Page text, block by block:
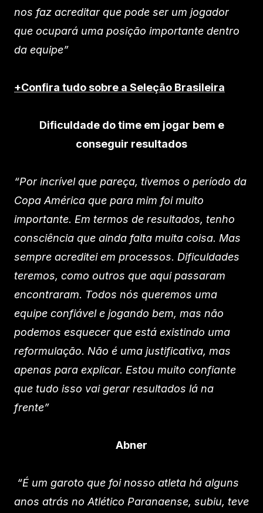
nos faz acreditar que pode ser um jogador
que ocupará uma posição importante dentro
da equipe”
+Confira tudo sobre a Seleção Brasileira
Dificuldade do time em jogar bem e
conseguir resultados
“Por incrível que pareça, tivemos o período da
Copa América que para mim foi muito
importante. Em termos de resultados, tenho
consciência que ainda falta muita coisa. Mas
sempre acreditei em processos. Dificuldades
teremos, como outros que aqui passaram
encontraram. Todos nós queremos uma
equipe confiável e jogando bem, mas não
podemos esquecer que está existindo uma
reformulação. Não é uma justificativa, mas
apenas para explicar. Estou muito confiante
que tudo isso vai gerar resultados lá na
frente”
Abner
“É um garoto que foi nosso atleta há alguns
anos atrás no Atlético Paranaense, subiu, teve